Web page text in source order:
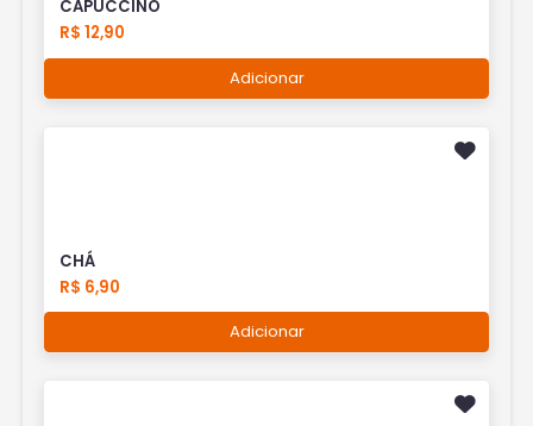
CAPUCCINO
R$ 12,90
Adicionar
CHÁ
R$ 6,90
Adicionar